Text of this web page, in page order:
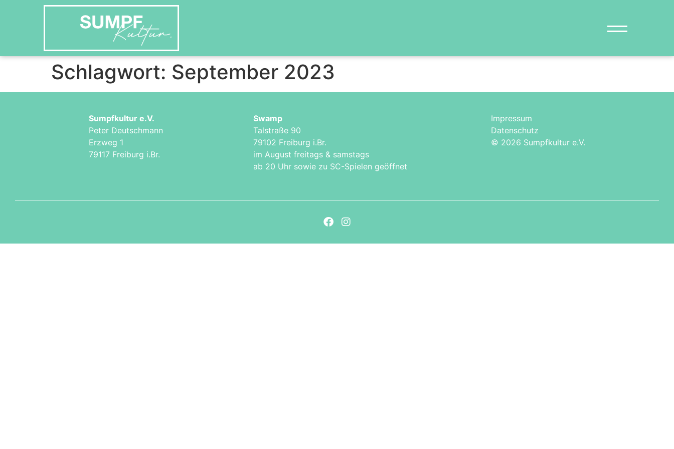
Schlagwort: September 2023
Sumpfkultur e.V.
Peter Deutschmann
Erzweg 1
79117 Freiburg i.Br.
Swamp
Talstraße 90
79102 Freiburg i.Br.
im August freitags & samstags
ab 20 Uhr sowie zu SC-Spielen geöffnet
Impressum
Datenschutz
© 2026 Sumpfkultur e.V.